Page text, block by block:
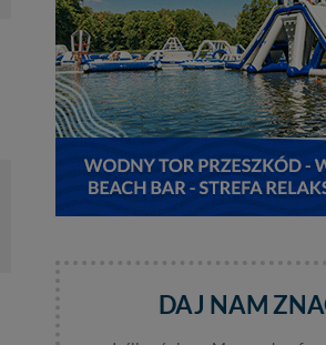
DAJ NAM